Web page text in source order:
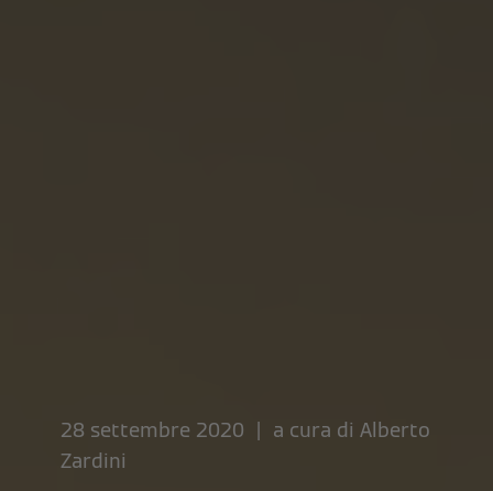
28 settembre 2020 | a cura di Alberto
Zardini